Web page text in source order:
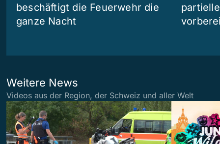
beschäftigt die Feuerwehr die
ganze Nacht
Weitere News
Videos aus der Region, der Schweiz und aller Welt